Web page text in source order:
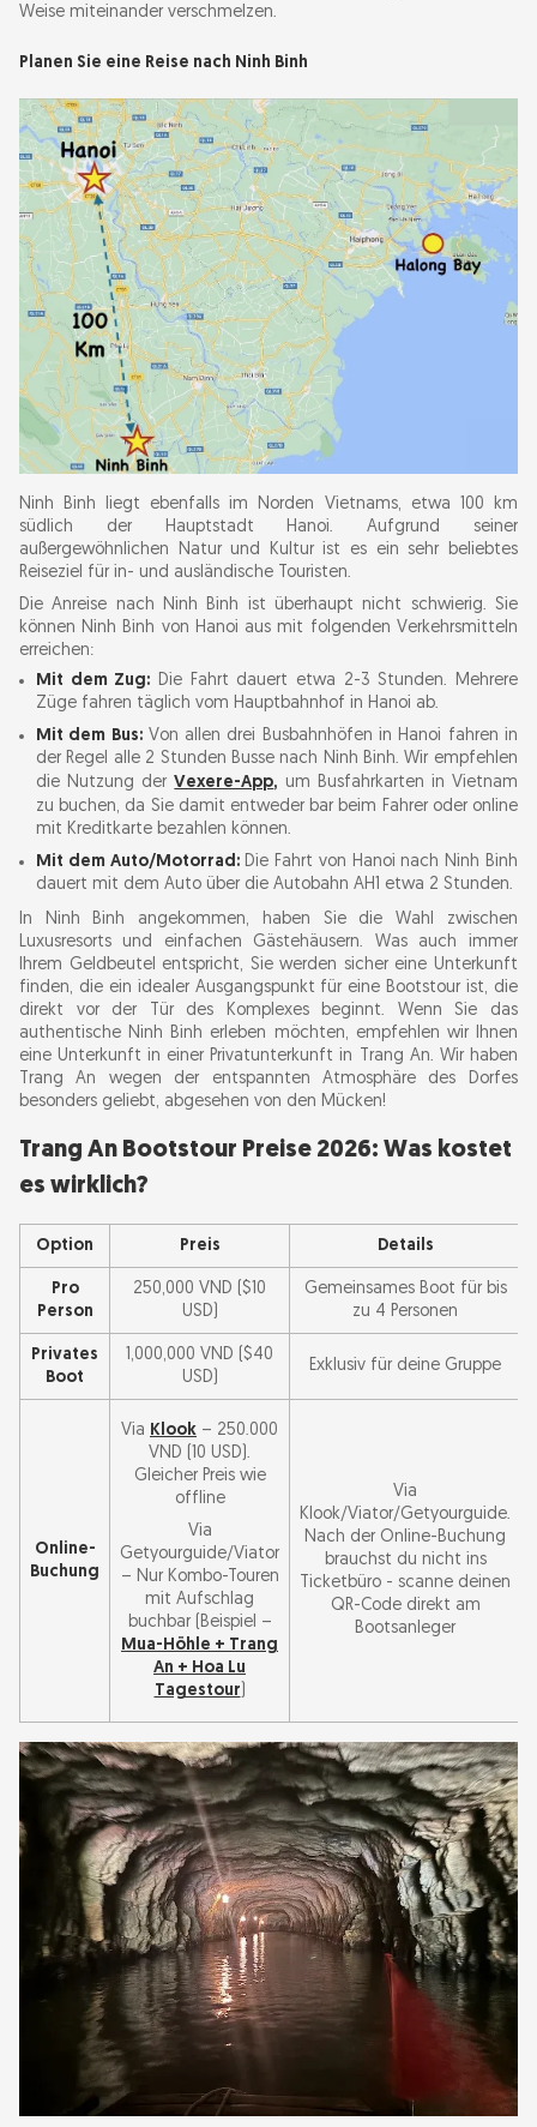
Weise miteinander verschmelzen.
Planen Sie eine Reise nach Ninh Binh
Ninh Binh liegt ebenfalls im Norden Vietnams, etwa 100 km
südlich der Hauptstadt Hanoi. Aufgrund seiner
außergewöhnlichen Natur und Kultur ist es ein sehr beliebtes
Reiseziel für in- und ausländische Touristen.
Die Anreise nach Ninh Binh ist überhaupt nicht schwierig. Sie
können Ninh Binh von Hanoi aus mit folgenden Verkehrsmitteln
erreichen:
Mit dem Zug: Die Fahrt dauert etwa 2-3 Stunden. Mehrere
Züge fahren täglich vom Hauptbahnhof in Hanoi ab.
Mit dem Bus:Von allen drei Busbahnhöfen in Hanoi fahren in
der Regel alle 2 Stunden Busse nach Ninh Binh. Wir empfehlen
die Nutzung derVexere-App, um Busfahrkarten in Vietnam
zu buchen, da Sie damit entweder bar beim Fahrer oder online
mit Kreditkarte bezahlen können.
Mit dem Auto/Motorrad:Die Fahrt von Hanoi nach Ninh Binh
dauert mit dem Auto über die Autobahn AH1 etwa 2 Stunden.
In Ninh Binh angekommen, haben Sie die Wahl zwischen
Luxusresorts und einfachen Gästehäusern. Was auch immer
Ihrem Geldbeutel entspricht, Sie werden sicher eine Unterkunft
finden, die ein idealer Ausgangspunkt für eine Bootstour ist, die
direkt vor der Tür des Komplexes beginnt. Wenn Sie das
authentische Ninh Binh erleben möchten, empfehlen wir Ihnen
eine Unterkunft in einer Privatunterkunft in Trang An. Wir haben
Trang An wegen der entspannten Atmosphäre des Dorfes
besonders geliebt, abgesehen von den Mücken!
Trang An Bootstour Preise 2026: Was kostet
es wirklich?
Option Preis Details
Pro
Person
250,000 VND ($10
USD)
Gemeinsames Boot für bis
zu 4 Personen
Privates
Boot
1,000,000 VND ($40
USD)
Exklusiv für deine Gruppe
Online-
Buchung
Via Klook – 250.000
VND (10 USD).
Gleicher Preis wie
offline
Via
Getyourguide/Viator
– Nur Kombo-Touren
mit Aufschlag
buchbar (Beispiel –
Mua-Höhle + Trang
An + Hoa Lu
Tagestour)
Via
Klook/Viator/Getyourguide.
Nach der Online-Buchung
brauchst du nicht ins
Ticketbüro - scanne deinen
QR-Code direkt am
Bootsanleger